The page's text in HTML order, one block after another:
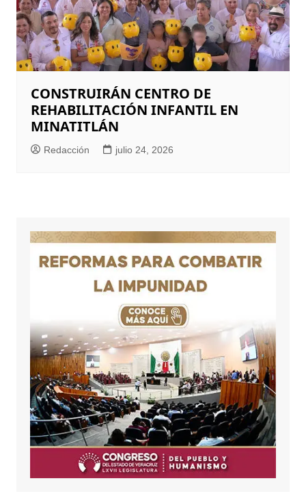
CONSTRUIRÁN CENTRO DE
REHABILITACIÓN INFANTIL EN
MINATITLÁN
Redacción julio 24, 2026